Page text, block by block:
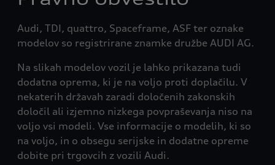
Audi, TDI, quattro, Spaceframe, ASF ter oznake
modelov so registrirane znamke družbe AUDI AG.
Na slikah modelov vozil je lahko prikazana tudi
dodatna oprema, ki je na voljo proti doplačilu. V
nekaterih državah zaradi določenih zakonskih
določil ali izjemno nizkega povpraševanja niso na
voljo vsi modeli. Vse informacije o modelih, ki so
na voljo, in o obsegu serijske in dodatne opreme
dobite pri trgovcih z vozili Audi.